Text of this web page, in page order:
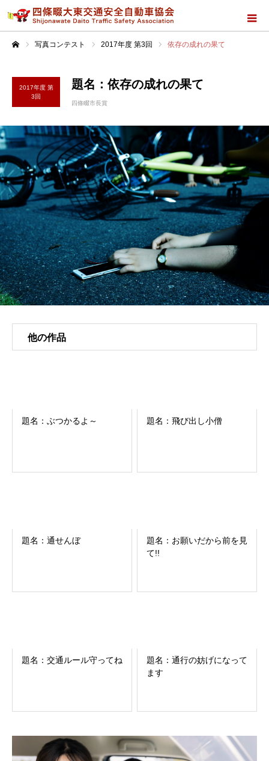
写真コンテスト 2017年度 第3回 依存の成れの果て
2017年度 第
3回
題名：依存の成れの果て
四條畷市長賞
他の作品
題名：ぶつかるよ～ 題名：飛び出し小僧
題名：通せんぼ
題名：お願いだから前を見
て!!
題名：交通ルール守ってね
題名：通行の妨げになって
ます